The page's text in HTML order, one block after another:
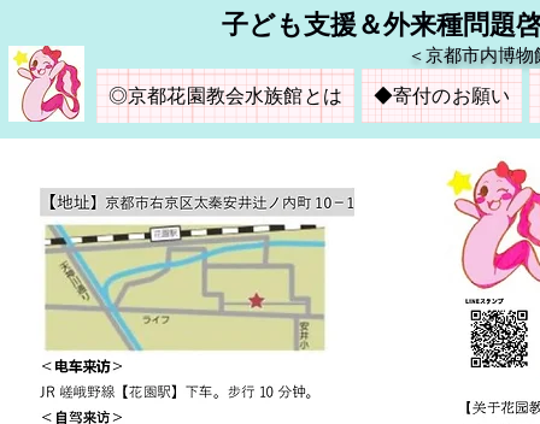
子ども支援＆外来種問題
＜京都市内博
◎京都花園教会水族館とは ◆寄付のお願い